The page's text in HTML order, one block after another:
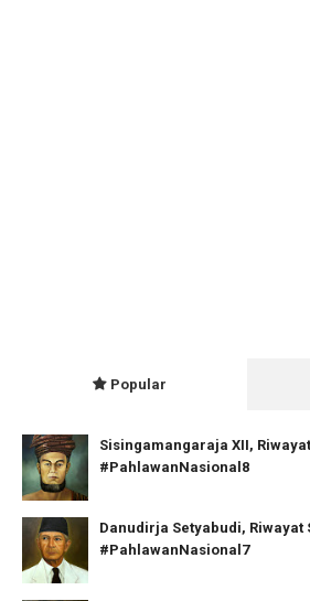
Popular
Sisingamangaraja XII,
#PahlawanNasional8
Danudirja Setyabudi, Riwayat
#PahlawanNasional7